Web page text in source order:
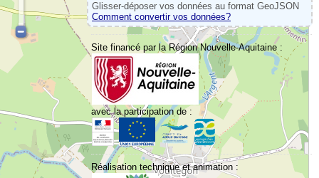
Glisser-déposer vos données au format GeoJSON
Comment convertir vos données?
Site financé par la Région Nouvelle-Aquitaine :
avec la participation de :
Réalisation technique et animation :